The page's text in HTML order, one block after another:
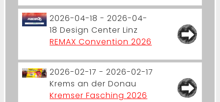
2026-04-18 - 2026-04-
18 Design Center Linz
REMAX Convention 2026
2026-02-17 - 2026-02-17
Krems an der Donau
Kremser Fasching 2026